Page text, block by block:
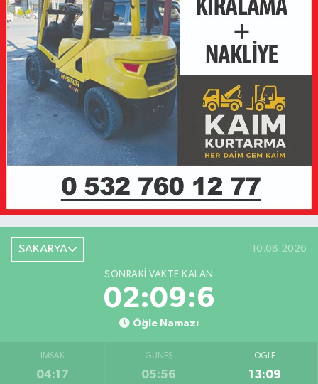
SAKARYA 10.08.2026
SONRAKI VAKTE KALAN
02:09:6
Öğle Namazı
İMSAK
04:17
GÜNEŞ
05:56
ÖĞLE
13:09